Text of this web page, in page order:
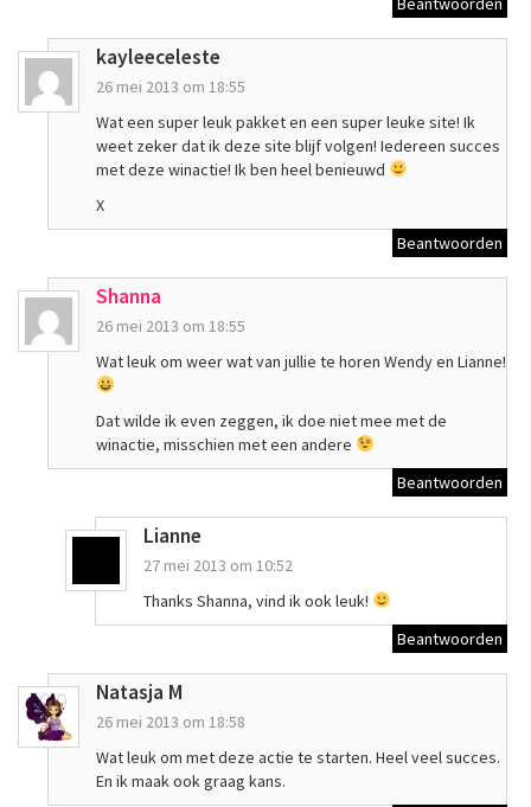
kayleeceleste
26 mei 2013 om 18:55
Wat een super leuk pakket en een super leuke site! Ik
weet zeker dat ik deze site blijf volgen! Iedereen succes
met deze winactie! Ik ben heel benieuwd
X
Beantwoorden
Shanna
26 mei 2013 om 18:55
Wat leuk om weer wat van jullie te horen Wendy en Lianne!
Dat wilde ik even zeggen, ik doe niet mee met de
winactie, misschien met een andere
Beantwoorden
Lianne
27 mei 2013 om 10:52
Thanks Shanna, vind ik ook leuk!
Beantwoorden
Natasja M
26 mei 2013 om 18:58
Wat leuk om met deze actie te starten. Heel veel succes.
En ik maak ook graag kans.